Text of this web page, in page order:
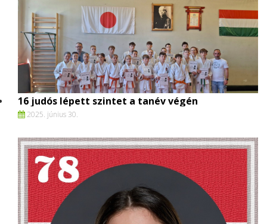
16 judós lépett szintet a tanév végén
2025. június 30.